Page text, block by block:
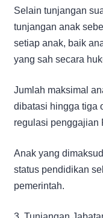
Selain tunjangan
tunjangan anak
setiap anak, baik
yang sah secara
Jumlah maksimal
dibatasi hingga tiga
regulasi penggajian
Anak yang
status pendidikan
pemerintah.